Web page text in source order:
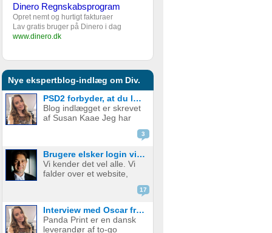
Dinero Regnskabsprogram
Opret nemt og hurtigt fakturaer
Lav gratis bruger på Dinero i dag
www.dinero.dk
Nye ekspertblog-indlæg om Div.
PSD2 forbyder, at du lægger kortgebyret ud til dine kunder fra 1. januar 2018
Blog indlægget er skrevet
af Susan Kaae Jeg har
arbejdet med eCommerce
siden 2000 og med online
stillinger med titler som
Chief Product
Officer/CPO, Sales
3
Brugere elsker login via sociale medier
Vi kender det vel alle. Vi
falder over et website,
ved at være der, lige ved
at have gennemført
17
Interview med Oscar fra Panda Print
Panda Print er en dansk
leverandør af to-go